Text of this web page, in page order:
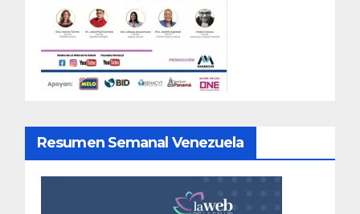
Resumen Semanal Venezuela